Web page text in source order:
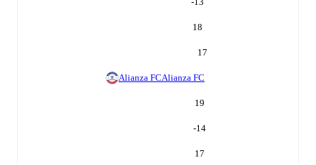
18
17
Alianza FCAlianza FC
19
-14
17